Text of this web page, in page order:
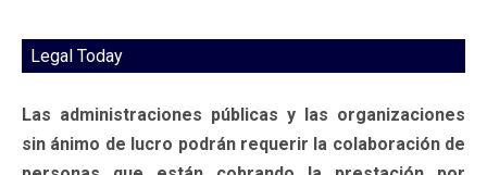
Legal Today
Las administraciones públicas y las organizaciones
sin ánimo de lucro podrán requerir la colaboración de